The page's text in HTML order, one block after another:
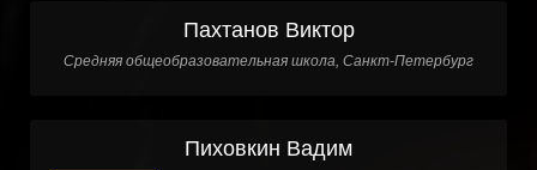
Пахтанов Виктор
Средняя общеобразовательная школа, Санкт-Петербург
Пиховкин Вадим